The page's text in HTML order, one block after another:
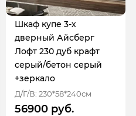
Шкаф купе 3-х
дверный Айсберг
Лофт 230 дуб крафт
серый/бетон серый
+зеркало
Д/Г/В: 230*58*240см
56900 руб.